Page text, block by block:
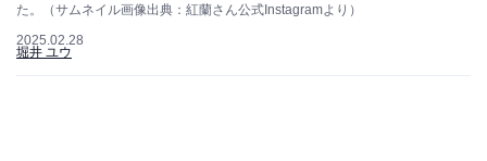
た。（サムネイル画像出典：紅蘭さん公式Instagramより）
2025.02.28
堀井 ユウ